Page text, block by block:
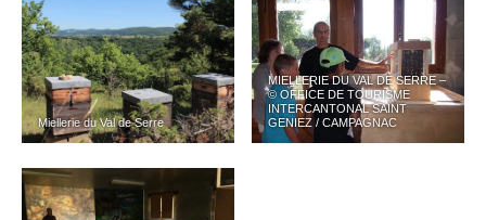
Miellerie du Val de Serre
MIELLERIE DU VAL DE SERRE –
© OFFICE DE TOURISME
INTERCANTONAL SAINT
GENIEZ / CAMPAGNAC